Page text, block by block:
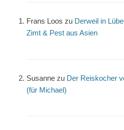
Frans Loos zu Derweil in
Zimt & Pest aus Asien
Susanne zu Der Reiskocher
(für Michael)